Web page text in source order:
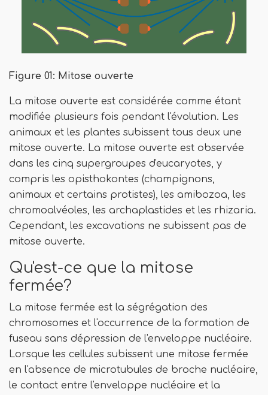
Figure 01: Mitose ouverte
La mitose ouverte est considérée comme étant
modifiée plusieurs fois pendant l'évolution. Les
animaux et les plantes subissent tous deux une
mitose ouverte. La mitose ouverte est observée
dans les cinq supergroupes d'eucaryotes, y
compris les opisthokontes (champignons,
animaux et certains protistes), les amibozoa, les
chromoalvéoles, les archaplastides et les rhizaria.
Cependant, les excavations ne subissent pas de
mitose ouverte.
Qu'est-ce que la mitose
fermée?
La mitose fermée est la ségrégation des
chromosomes et l'occurrence de la formation de
fuseau sans dépression de l'enveloppe nucléaire.
Lorsque les cellules subissent une mitose fermée
en l'absence de microtubules de broche nucléaire,
le contact entre l'enveloppe nucléaire et la